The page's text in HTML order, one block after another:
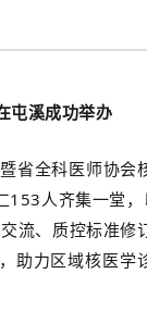
屯溪成功举办
省全科医师协会
153人齐集一堂
流、 质控标准修
助力区域核医学